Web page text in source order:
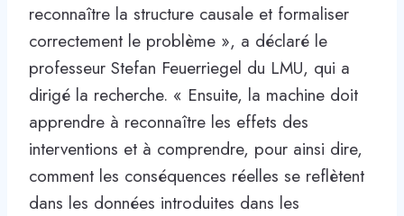
reconnaître la structure causale et formaliser
correctement le problème », a déclaré le
professeur Stefan Feuerriegel du LMU, qui a
dirigé la recherche. « Ensuite, la machine doit
apprendre à reconnaître les effets des
interventions et à comprendre, pour ainsi dire,
comment les conséquences réelles se reflètent
dans les données introduites dans les